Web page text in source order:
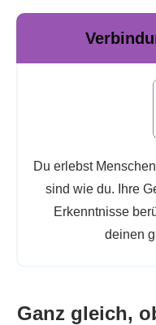
Du erlebst
sind wie du. Ihre
Erkenntnisse
deinen
Ganz gleich,